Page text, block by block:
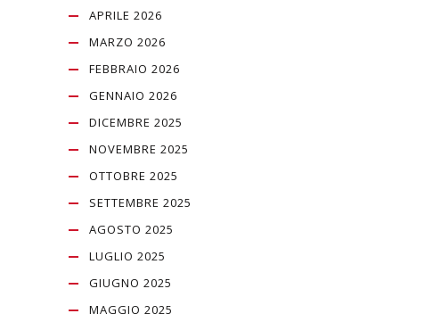
APRILE 2026
MARZO 2026
FEBBRAIO 2026
GENNAIO 2026
DICEMBRE 2025
NOVEMBRE 2025
OTTOBRE 2025
SETTEMBRE 2025
AGOSTO 2025
LUGLIO 2025
GIUGNO 2025
MAGGIO 2025